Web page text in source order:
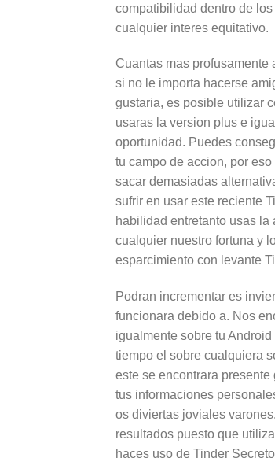
compatibilidad dentro de
cualquier interes equitativo.
Cuantas mas
si no le importa hacerse
gustaria, es posible utilizar
usaras la version plus e
oportunidad. Puedes
tu campo de accion, por
sacar demasiadas
sufrir en usar este reciente
habilidad entretanto usas
cualquier nuestro fortuna y
esparcimiento con levante
Podran incrementar es
funcionara debido a. Nos
igualmente sobre tu
tiempo el sobre cualquiera
este se encontrara
tus informaciones
os diviertas joviales
resultados puesto que
haces uso de Tinder